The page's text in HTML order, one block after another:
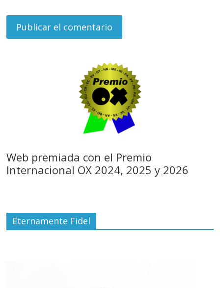
Web premiada con el Premio
Internacional OX 2024, 2025 y 2026
Eternamente Fidel